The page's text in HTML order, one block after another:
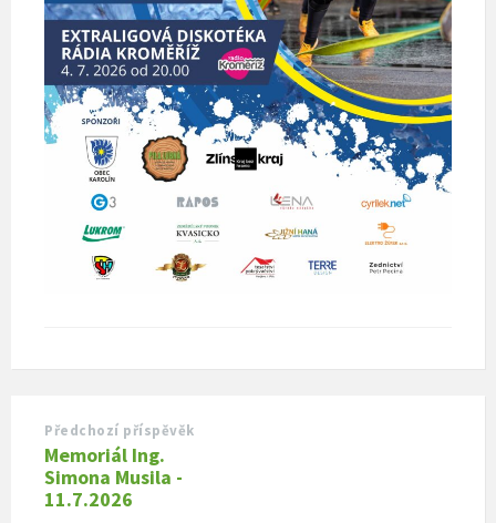
Předchozí příspěvěk
Memoriál Ing.
Simona Musila -
11.7.2026